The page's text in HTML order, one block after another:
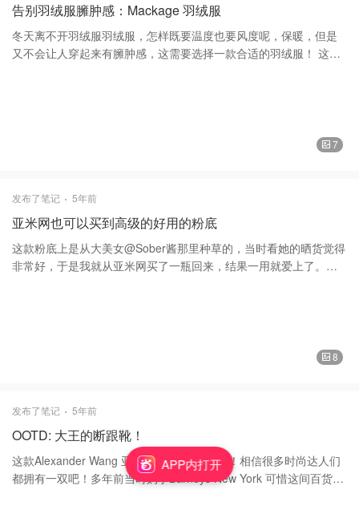
告别羽绒服臃肿感：Mackage 羽绒服
冬天离不开羽绒服羽绒服，怎样既要温度也要风度呢，保暖，但是
又不会让人穿起来有臃肿感，这需要选择一款合适的羽绒服！ 这款
持❤️❤️ 羽絨服Mackage 裤子Aritzia 包包Gucci 古驰 靴子Stuart
7
发布了笔记 5年前
亚米网也可以买到高级的好用的粉底
这款粉底上是从大美女@Sober酱那里种草的，当时看她的晒货觉得
非常好，于是我就从亚米网买了一瓶回来，结果一用就爱上了。
柔软、对得起这个售价~越是带在皮肤的时间久，就越贴合，10+小
肌！ ❤️❤️用量很省，最特别的是它的养肤功能～卸妆之后会发现脸
非常的光亮～！不含紫外线吸收剂。质地和乳液一样的粉底，非常
适合干燥的秋冬。 总之…这个粉底！滋润光感好到爆,搭配蜜粉定妝
8
发布了笔记 5年前
OOTD: 大王的断跟靴！
这款Alexander Wang 亚历山大·王 的断根靴！相信很多时尚达人们
都拥有一双吧！多年前当时购于Barneys New York 可惜这间百货公
APP内打开